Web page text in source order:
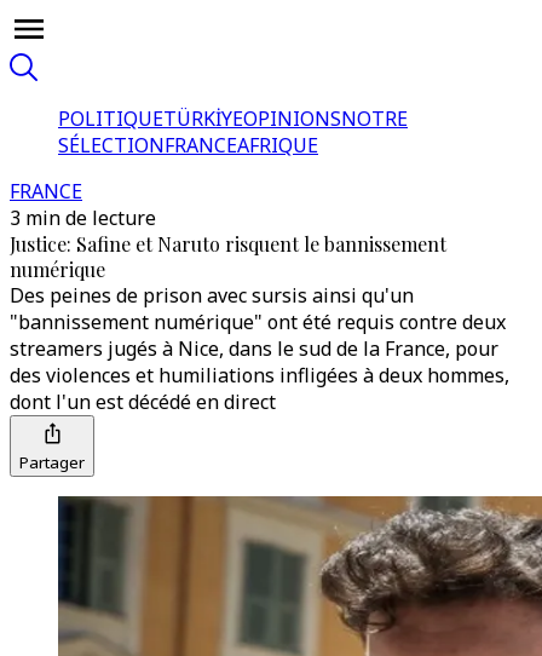
POLITIQUETÜRKİYEOPINIONSNOTRE
SÉLECTIONFRANCEAFRIQUE
FRANCE
3 min de lecture
Justice: Safine et Naruto risquent le bannissement
numérique
Des peines de prison avec sursis ainsi qu'un
"bannissement numérique" ont été requis contre deux
streamers jugés à Nice, dans le sud de la France, pour
des violences et humiliations infligées à deux hommes,
dont l'un est décédé en direct
Partager